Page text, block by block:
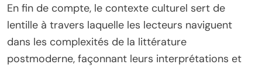
En fin de compte, le contexte culturel sert de
lentille à travers laquelle les lecteurs naviguent
dans les complexités de la littérature
postmoderne, façonnant leurs interprétations et